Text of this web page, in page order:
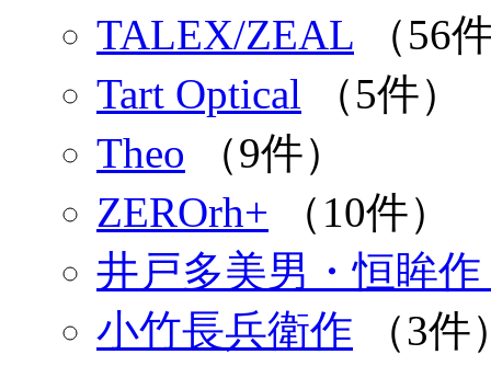
TALEX/ZEAL （56
Tart Optical （5件）
Theo （9件）
ZEROrh+ （10件）
井戸多美男・恒眸
小竹長兵衛作 （3件